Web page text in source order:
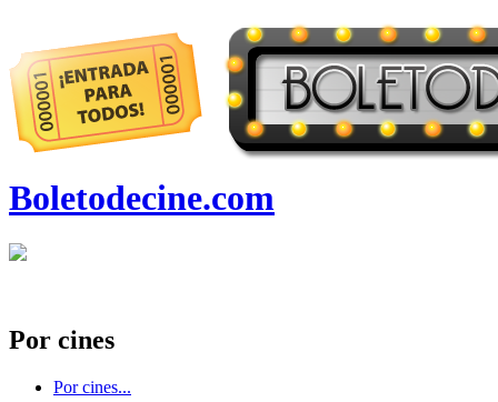
Boletodecine.com
Por cines
Por cines...